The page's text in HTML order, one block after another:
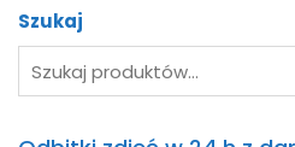
Szukaj